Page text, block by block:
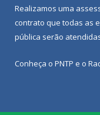
Realizamos uma
contrato que todas as
pública serão
Conheça o PNTP e o